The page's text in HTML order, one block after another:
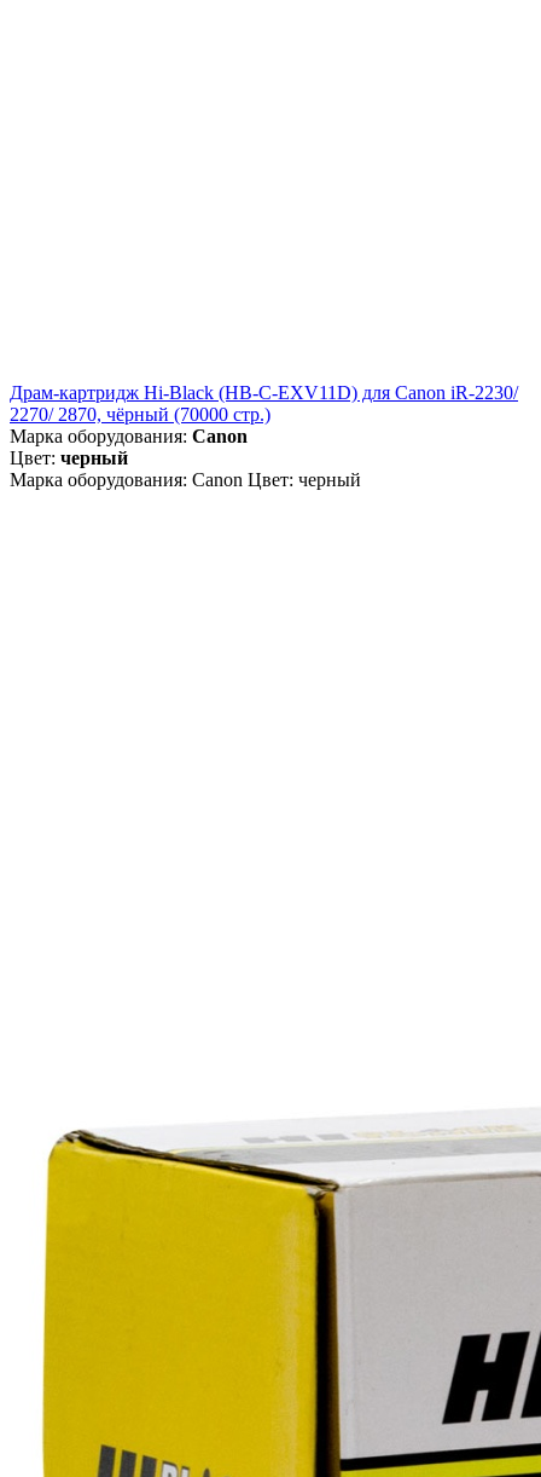
Драм-картридж Hi-Black (HB-C-EXV11D) для Canon iR-2230/
2270/ 2870, чёрный (70000 стр.)
Марка оборудования: Canon
Цвет: черный
Марка оборудования: Canon Цвет: черный